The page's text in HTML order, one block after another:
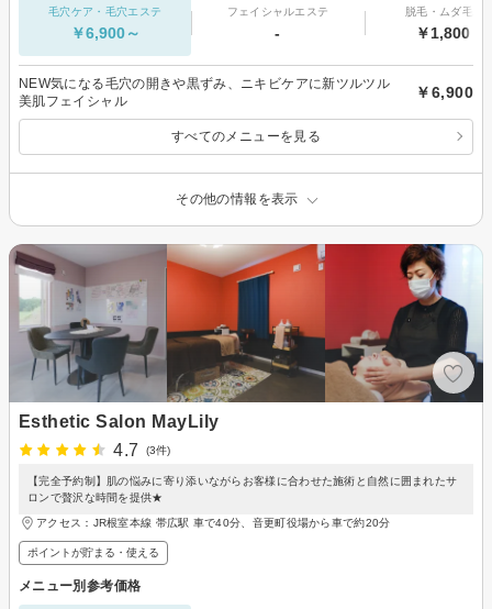
毛穴ケア・毛穴エステ
￥6,900～
フェイシャルエステ
-
脱毛・ムダ毛処
￥1,800～
NEW気になる毛穴の開きや黒ずみ、ニキビケアに新ツルツル
美肌フェイシャル
￥6,900
すべてのメニューを見る
その他の情報を表示
Esthetic Salon MayLily
4.7
(3件)
【完全予約制】肌の悩みに寄り添いながらお客様に合わせた施術と自然に囲まれたサ
ロンで贅沢な時間を提供★
アクセス：JR根室本線 帯広駅 車で40分、音更町役場から車で約20分
ポイントが貯まる・使える
メニュー別参考価格